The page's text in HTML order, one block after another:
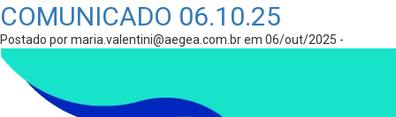
COMUNICADO 06.10.25
Postado pormaria.valentini@aegea.com.brem 06/out/2025 -